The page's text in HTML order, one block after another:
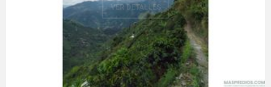
VER DETALLES